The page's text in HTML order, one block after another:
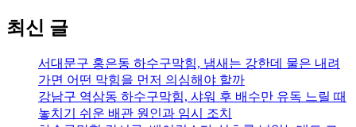
검
최신 글
서대문구 홍은동 하수구막힘, 냄새는 강한데 물은 내려
가면 어떤 막힘을 먼저 의심해야 할까
강남구 역삼동 하수구막힘, 샤워 후 배수만 유독 느릴 때
놓치기 쉬운 배관 원인과 임시 조치